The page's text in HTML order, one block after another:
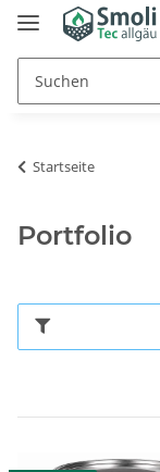
Startseite
Portfolio